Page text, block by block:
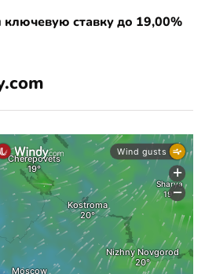
ставку до 19,00%